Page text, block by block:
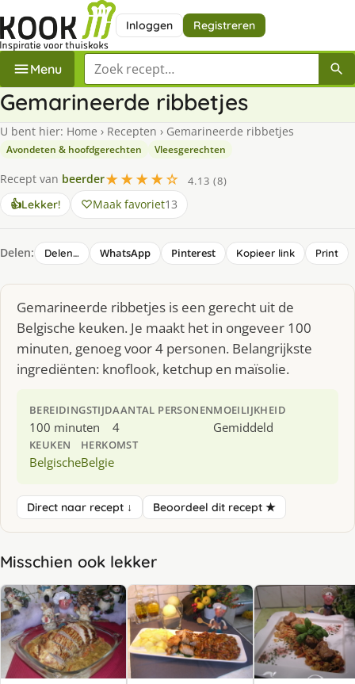
Inloggen Registreren
Menu Zoek een recept
Gemarineerde ribbetjes
U bent hier: Home › Recepten › Gemarineerde ribbetjes
Avondeten & hoofdgerechten Vleesgerechten
Recept van beerder★★★★☆
4.13 (8)
👍Lekker! Maak favoriet13
Delen: Delen… WhatsApp Pinterest Kopieer link Print
Gemarineerde ribbetjes is een gerecht uit de
Belgische keuken. Je maakt het in ongeveer 100
minuten, genoeg voor 4 personen. Belangrijkste
ingrediënten: knoflook, ketchup en maïsolie.
BEREIDINGSTIJD
100 minuten
AANTAL PERSONEN
4
MOEILIJKHEID
Gemiddeld
KEUKEN
Belgische
HERKOMST
Belgie
Direct naar recept ↓ Beoordeel dit recept ★
Misschien ook lekker